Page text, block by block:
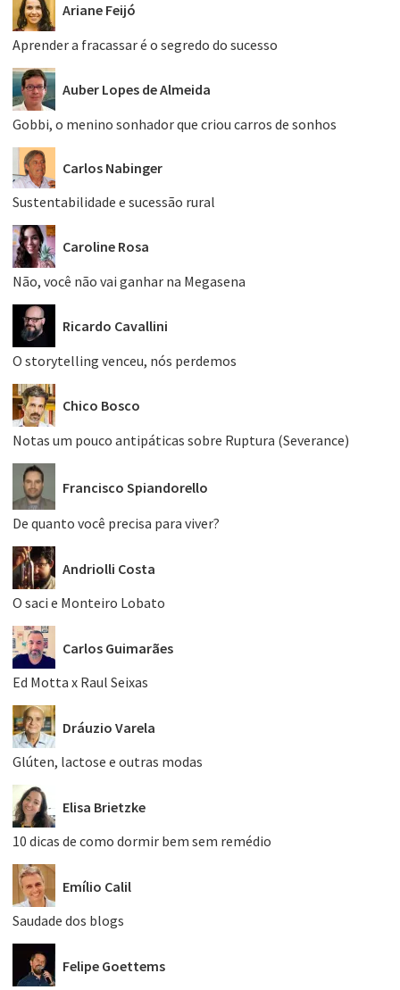
Ariane Feijó
Aprender a fracassar é o segredo do sucesso
Auber Lopes de Almeida
Gobbi, o menino sonhador que criou carros de sonhos
Carlos Nabinger
Sustentabilidade e sucessão rural
Caroline Rosa
Não, você não vai ganhar na Megasena
Ricardo Cavallini
O storytelling venceu, nós perdemos
Chico Bosco
Notas um pouco antipáticas sobre Ruptura (Severance)
Francisco Spiandorello
De quanto você precisa para viver?
Andriolli Costa
O saci e Monteiro Lobato
Carlos Guimarães
Ed Motta x Raul Seixas
Dráuzio Varela
Glúten, lactose e outras modas
Elisa Brietzke
10 dicas de como dormir bem sem remédio
Emílio Calil
Saudade dos blogs
Felipe Goettems